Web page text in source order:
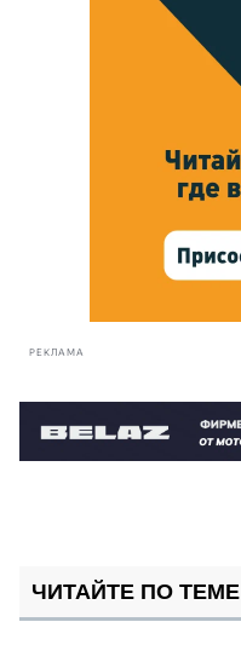
РЕКЛАМА
ЧИТАЙТЕ ПО ТЕМЕ